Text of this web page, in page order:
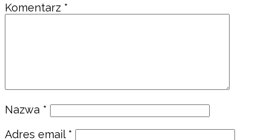
Komentarz *
Nazwa *
Adres email *